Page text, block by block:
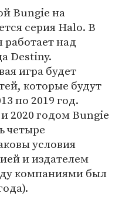
Bungie на
серия Halo. В
работает над
Destiny.
игра будет
которые будут
по 2019 год.
2020 годом Bungie
четыре
условия
и издателем
компаниями был